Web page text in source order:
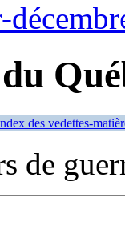
des vedettes-
de